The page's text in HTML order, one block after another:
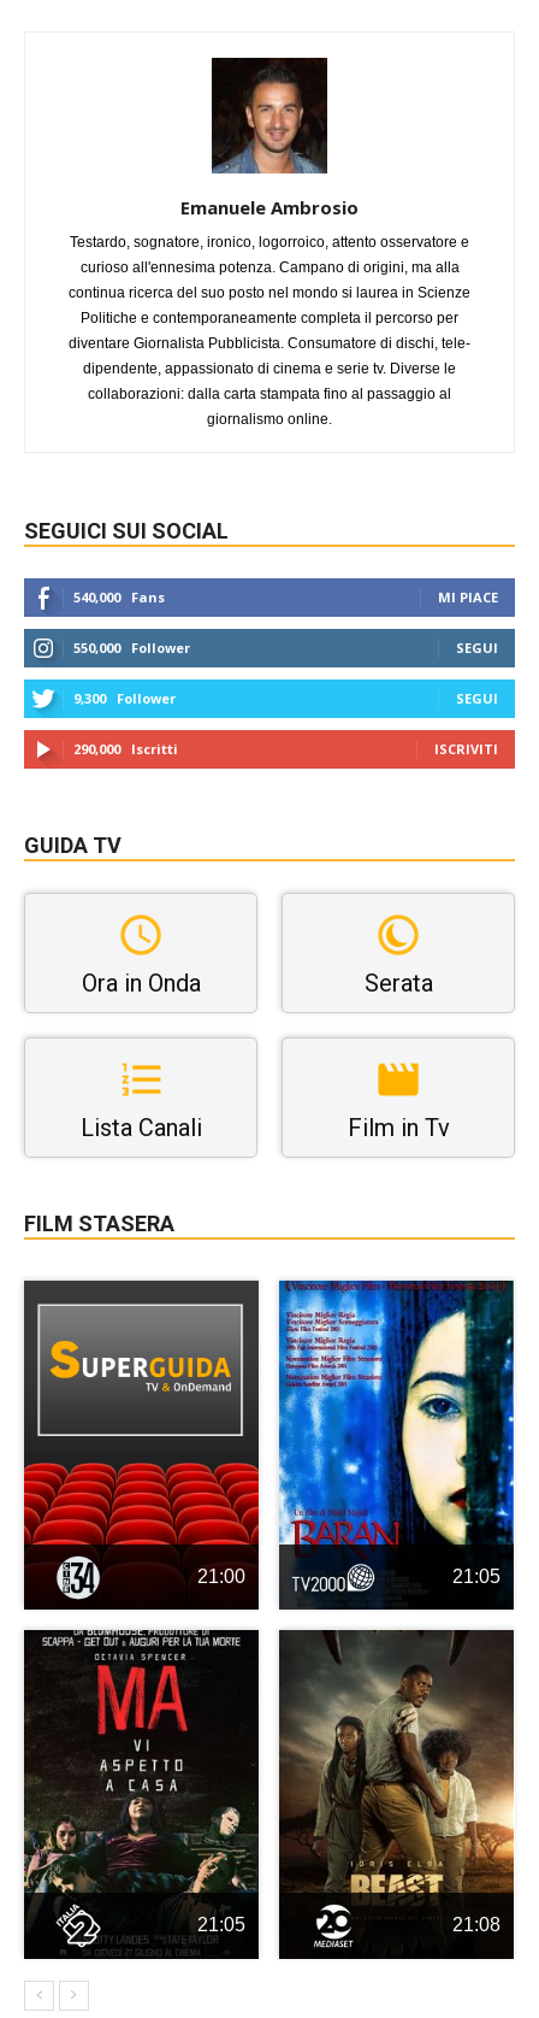
Emanuele Ambrosio
Testardo, sognatore, ironico, logorroico, attento osservatore e
curioso all'ennesima potenza. Campano di origini, ma alla
continua ricerca del suo posto nel mondo si laurea in Scienze
Politiche e contemporaneamente completa il percorso per
diventare Giornalista Pubblicista. Consumatore di dischi, tele-
dipendente, appassionato di cinema e serie tv. Diverse le
collaborazioni: dalla carta stampata fino al passaggio al
giornalismo online.
SEGUICI SUI SOCIAL
540,000 Fans MI PIACE
550,000 Follower SEGUI
9,300 Follower SEGUI
290,000 Iscritti ISCRIVITI
GUIDA TV
Ora in Onda Serata
Lista Canali Film in Tv
FILM STASERA
21:00 21:05
21:05 21:08